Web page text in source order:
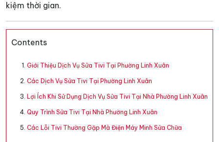
kiệm thời gian.
Contents
Giới Thiệu Dịch Vụ Sửa Tivi Tại Phường Linh Xuân
Các Dịch Vụ Sửa Tivi Tại Phường Linh Xuân
Lợi Ích Khi Sử Dụng Dịch Vụ Sửa Tivi Tại Nhà Phường Linh Xuân
Quy Trình Sửa Tivi Tại Nhà Phường Linh Xuân
Các Lỗi Tivi Thường Gặp Mà Điện Máy Minh Sửa Chữa